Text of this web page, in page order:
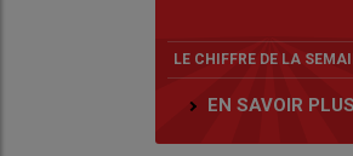
LE CHIFFRE DE LA
EN SAVOIR PLUS